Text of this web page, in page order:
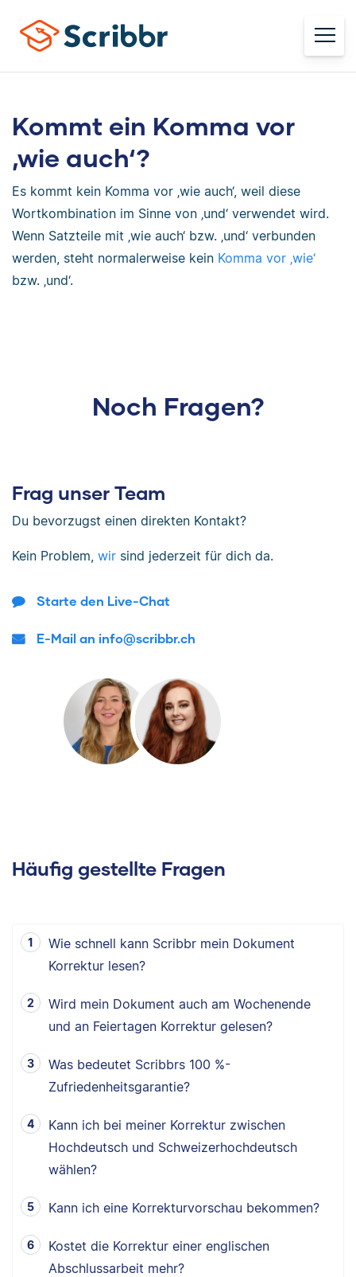
Kommt ein Komma vor
‚wie auch‘?
Es kommt kein Komma vor ‚wie auch‘, weil diese
Wortkombination im Sinne von ‚und‘ verwendet wird.
Wenn Satzteile mit ‚wie auch‘ bzw. ‚und‘ verbunden
werden, steht normalerweise kein Komma vor ‚wie‘
bzw. ‚und‘.
Noch Fragen?
Frag unser Team
Du bevorzugst einen direkten Kontakt?
Kein Problem, wir sind jederzeit für dich da.
Starte den Live-Chat
E-Mail an info@scribbr.ch
Häufig gestellte Fragen
Wie schnell kann Scribbr mein Dokument
Korrektur lesen?
Wird mein Dokument auch am Wochenende
und an Feiertagen Korrektur gelesen?
Was bedeutet Scribbrs 100 %-
Zufriedenheitsgarantie?
Kann ich bei meiner Korrektur zwischen
Hochdeutsch und Schweizerhochdeutsch
wählen?
Kann ich eine Korrekturvorschau bekommen?
Kostet die Korrektur einer englischen
Abschlussarbeit mehr?